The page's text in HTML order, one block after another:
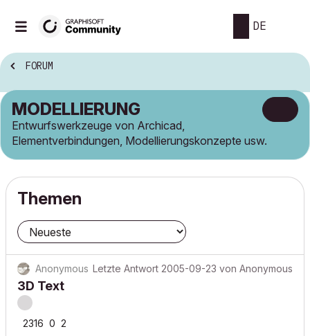
DE
FORUM
MODELLIERUNG
Entwurfswerkzeuge von Archicad,
Elementverbindungen, Modellierungskonzepte usw.
Themen
Anonymous Letzte Antwort 2005-09-23 von Anonymous
3D Text
2316 0 2